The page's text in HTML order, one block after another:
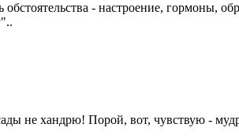
- настроение,
не хандрю! Порой, вот, чувствую -